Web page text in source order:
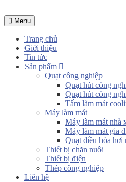
Menu
Trang chủ
Giới thiệu
Tin tức
Sản phẩm
Quạt công nghiệp
Quạt hút công
Quạt hút công
Tấm làm mát
Máy làm mát
Máy làm mát nhà
Máy làm mát gia
Quạt điều hòa
Thiết bị chăn nuôi
Thiết bị điện
Thép công nghiệp
Liên hệ